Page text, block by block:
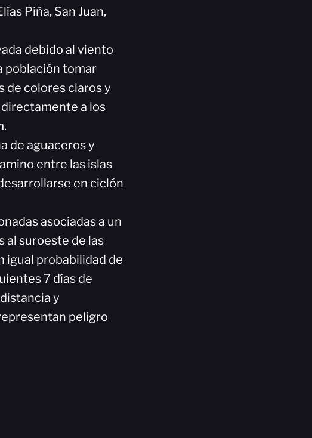
Piña, San Juan,
debido al viento
población tomar
de colores claros y
a los
de aguaceros y
entre las islas
en ciclón
asociadas a un
al suroeste de las
igual probabilidad de
7 días de
y
peligro